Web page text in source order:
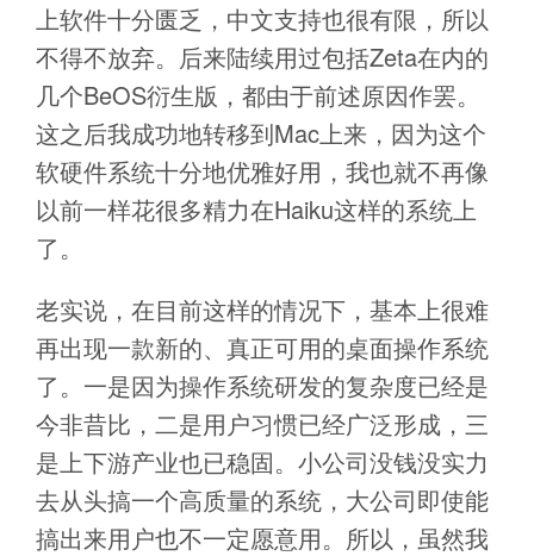
上软件十分匮乏，中文支持也很有限，所以
不得不放弃。后来陆续用过包括Zeta在内的
几个BeOS衍生版，都由于前述原因作罢。
这之后我成功地转移到Mac上来，因为这个
软硬件系统十分地优雅好用，我也就不再像
以前一样花很多精力在Haiku这样的系统上
了。
老实说，在目前这样的情况下，基本上很难
再出现一款新的、真正可用的桌面操作系统
了。一是因为操作系统研发的复杂度已经是
今非昔比，二是用户习惯已经广泛形成，三
是上下游产业也已稳固。小公司没钱没实力
去从头搞一个高质量的系统，大公司即使能
搞出来用户也不一定愿意用。所以，虽然我